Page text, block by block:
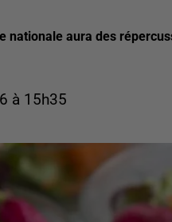
nationale aura des
à 15h35